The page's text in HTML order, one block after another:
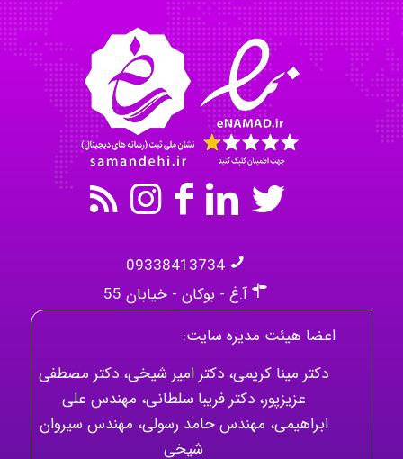
Omid
Mehrab
09338413734
آ.غ - بوکان - خیابان 55
اعضا هیئت مدیره سایت:
دکتر مینا کریمی، دکتر امیر شیخی، دکتر مصطفی
عزیزپور، دکتر فریبا سلطانی، مهندس علی
ابراهیمی، مهندس حامد رسولی، مهندس سیروان
شیخی